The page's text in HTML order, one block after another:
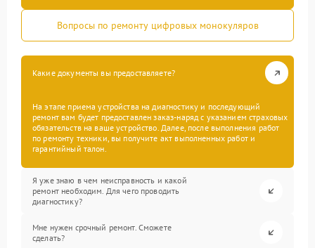
Вопросы по ремонту цифровых монокуляров
Какие документы вы предоставляете?
На этапе приема устройства на диагностику и последующий
ремонт вам будет предоставлен заказ-наряд с указанием страховых
обязательств на ваше устройство. Далее, после выполнения работ
по ремонту техники, вы получите акт выполненных работ и
гарантийный талон.
Я уже знаю в чем неисправность и какой
ремонт необходим. Для чего проводить
диагностику?
Мне нужен срочный ремонт. Сможете
сделать?